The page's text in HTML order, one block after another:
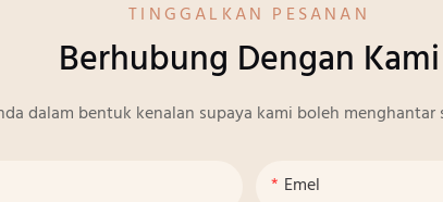
TINGGALKAN PESANAN
Berhubung Dengan Kami
dalam bentuk kenalan supaya kami boleh
Emel